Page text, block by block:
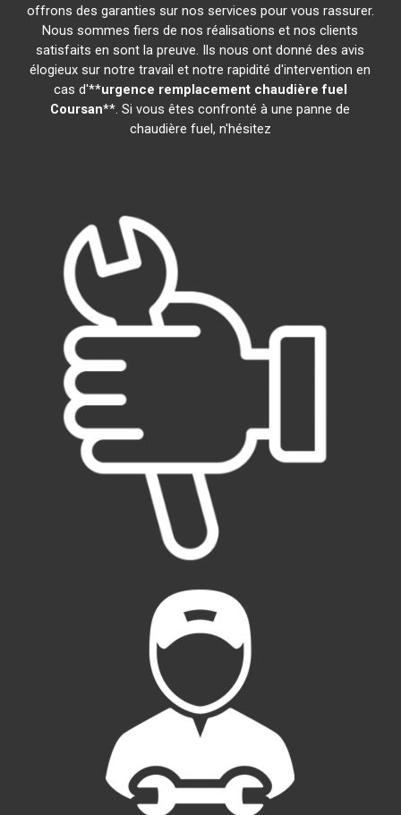
offrons des garanties sur nos services pour vous rassurer.
Nous sommes fiers de nos réalisations et nos clients
satisfaits en sont la preuve. Ils nous ont donné des avis
élogieux sur notre travail et notre rapidité d'intervention en
cas d'**urgence remplacement chaudière fuel
Coursan**. Si vous êtes confronté à une panne de
chaudière fuel, n'hésitez